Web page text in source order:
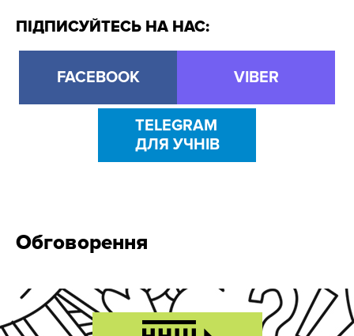
ПІДПИСУЙТЕСЬ НА НАС:
FACEBOOK VIBER
TELEGRAM
ДЛЯ УЧНІВ
Обговорення